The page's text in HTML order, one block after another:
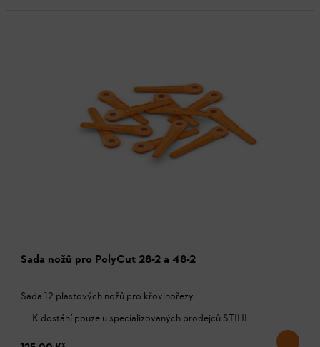
Sada nožů pro PolyCut 28-2 a 48-2
Sada 12 plastových nožů pro křovinořezy
K dostání pouze u specializovaných prodejců STIHL